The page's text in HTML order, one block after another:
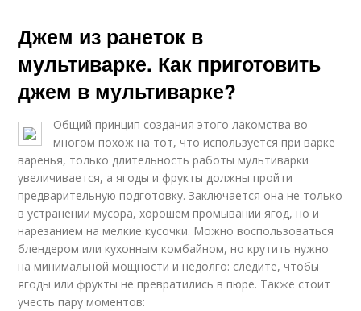
Джем из ранеток в
мультиварке. Как приготовить
джем в мультиварке?
Общий принцип создания этого лакомства во
многом похож на тот, что используется при варке
варенья, только длительность работы мультиварки
увеличивается, а ягоды и фрукты должны пройти
предварительную подготовку. Заключается она не только
в устранении мусора, хорошем промывании ягод, но и
нарезанием на мелкие кусочки. Можно воспользоваться
блендером или кухонным комбайном, но крутить нужно
на минимальной мощности и недолго: следите, чтобы
ягоды или фрукты не превратились в пюре. Также стоит
учесть пару моментов: